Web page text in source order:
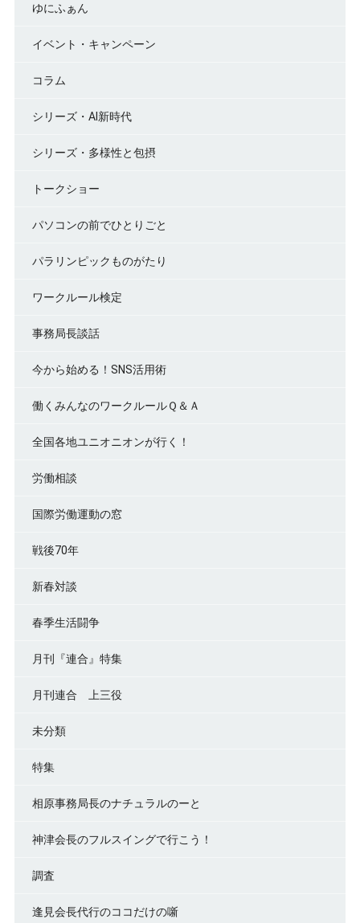
ゆにふぁん
イベント・キャンペーン
コラム
シリーズ・AI新時代
シリーズ・多様性と包摂
トークショー
パソコンの前でひとりごと
パラリンピックものがたり
ワークルール検定
事務局長談話
今から始める！SNS活用術
働くみんなのワークルールＱ＆Ａ
全国各地ユニオニオンが行く！
労働相談
国際労働運動の窓
戦後70年
新春対談
春季生活闘争
月刊『連合』特集
月刊連合 上三役
未分類
特集
相原事務局長のナチュラルのーと
神津会長のフルスイングで行こう！
調査
逢見会長代行のココだけの噺